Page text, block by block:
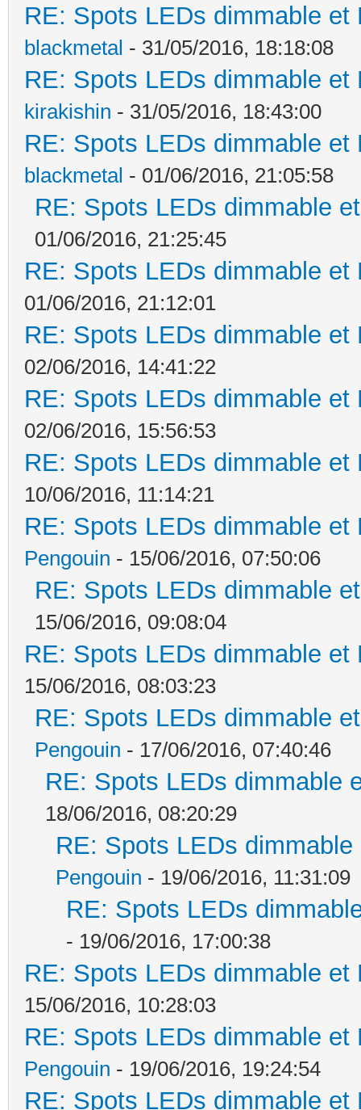
RE: Spots LEDs dimmable
blackmetal - 31/05/2016, 18:18:08
RE: Spots LEDs dimmable
kirakishin - 31/05/2016, 18:43:00
RE: Spots LEDs dimmable
blackmetal - 01/06/2016, 21:05:58
RE: Spots LEDs dimmable
01/06/2016, 21:25:45
RE: Spots LEDs dimmable
01/06/2016, 21:12:01
RE: Spots LEDs dimmable
02/06/2016, 14:41:22
RE: Spots LEDs dimmable
02/06/2016, 15:56:53
RE: Spots LEDs dimmable
10/06/2016, 11:14:21
RE: Spots LEDs dimmable
Pengouin - 15/06/2016, 07:50:06
RE: Spots LEDs dimmable
15/06/2016, 09:08:04
RE: Spots LEDs dimmable
15/06/2016, 08:03:23
RE: Spots LEDs dimmable
Pengouin - 17/06/2016, 07:40:46
RE: Spots LEDs dimmable
18/06/2016, 08:20:29
RE: Spots LEDs
Pengouin - 19/06/2016, 11:31:09
RE: Spots LEDs
- 19/06/2016, 17:00:38
RE: Spots LEDs dimmable
15/06/2016, 10:28:03
RE: Spots LEDs dimmable
Pengouin - 19/06/2016, 19:24:54
RE: Spots LEDs dimmable